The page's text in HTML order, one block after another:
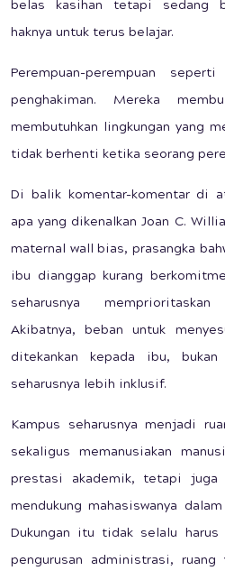
belas kasihan tetapi sedang
haknya untuk terus belajar.
Perempuan-perempuan
penghakiman. Mereka
membutuhkan lingkungan yang
tidak berhenti ketika seorang
Di balik komentar-komentar di
apa yang dikenalkan Joan C.
maternal wall bias, prasangka
ibu dianggap kurang
seharusnya
Akibatnya, beban untuk
ditekankan kepada ibu, bukan
seharusnya lebih inklusif.
Kampus seharusnya menjadi
sekaligus memanusiakan
prestasi akademik, tetapi juga
mendukung mahasiswanya
Dukungan itu tidak selalu
pengurusan administrasi,